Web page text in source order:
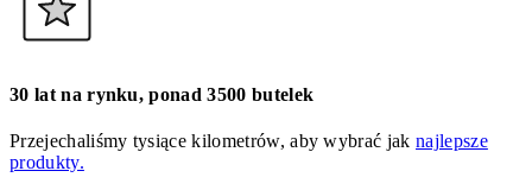
30 lat na rynku, ponad 3500 butelek
Przejechaliśmy tysiące kilometrów, aby wybrać jaknajlepsze
produkty.